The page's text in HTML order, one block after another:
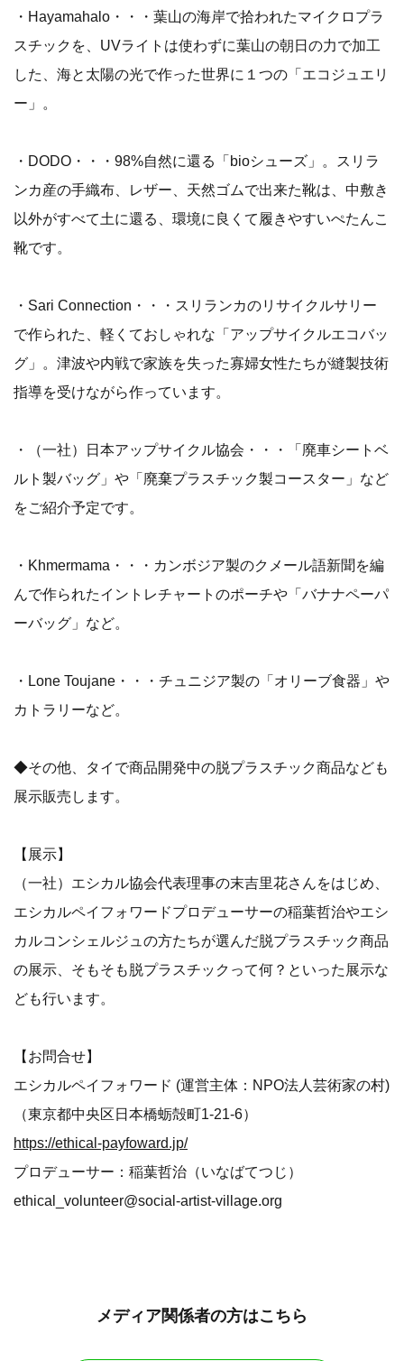
・Hayamahalo・・・葉山の海岸で拾われたマイクロプラ
スチックを、UVライトは使わずに葉山の朝日の力で加工
した、海と太陽の光で作った世界に１つの「エコジュエリ
ー」。
・DODO・・・98%自然に還る「bioシューズ」。スリラ
ンカ産の手織布、レザー、天然ゴムで出来た靴は、中敷き
以外がすべて土に還る、環境に良くて履きやすいぺたんこ
靴です。
・Sari Connection・・・スリランカのリサイクルサリー
で作られた、軽くておしゃれな「アップサイクルエコバッ
グ」。津波や内戦で家族を失った寡婦女性たちが縫製技術
指導を受けながら作っています。
・（一社）日本アップサイクル協会・・・「廃車シートベ
ルト製バッグ」や「廃棄プラスチック製コースター」など
をご紹介予定です。
・Khmermama・・・カンボジア製のクメール語新聞を編
んで作られたイントレチャートのポーチや「バナナペーパ
ーバッグ」など。
・Lone Toujane・・・チュニジア製の「オリーブ食器」や
カトラリーなど。
◆その他、タイで商品開発中の脱プラスチック商品なども
展示販売します。
【展示】
（一社）エシカル協会代表理事の末吉里花さんをはじめ、
エシカルペイフォワードプロデューサーの稲葉哲治やエシ
カルコンシェルジュの方たちが選んだ脱プラスチック商品
の展示、そもそも脱プラスチックって何？といった展示な
ども行います。
【お問合せ】
エシカルペイフォワード (運営主体：NPO法人芸術家の村)
（東京都中央区日本橋蛎殻町1-21-6）
https://ethical-payfoward.jp/
プロデューサー：稲葉哲治（いなばてつじ）
ethical_volunteer@social-artist-village.org
メディア関係者の方はこちら